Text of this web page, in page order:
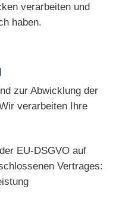
verarbeiten und
haben.
zur Abwicklung der
verarbeiten Ihre
EU-DSGVO auf
Vertrages: